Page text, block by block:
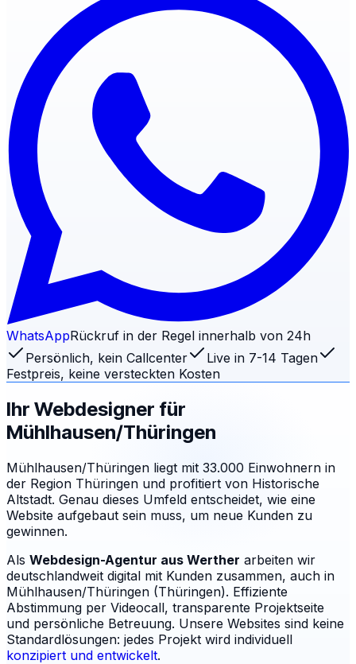
WhatsAppRückruf in der Regel innerhalb von 24h
Persönlich, kein Callcenter
Live in 7-14 Tagen
Festpreis, keine versteckten Kosten
Ihr Webdesigner für
Mühlhausen/Thüringen
Mühlhausen/Thüringen liegt mit 33.000 Einwohnern in
der Region Thüringen und profitiert von Historische
Altstadt. Genau dieses Umfeld entscheidet, wie eine
Website aufgebaut sein muss, um neue Kunden zu
gewinnen.
Als Webdesign-Agentur aus Werther arbeiten wir
deutschlandweit digital mit Kunden zusammen, auch in
Mühlhausen/Thüringen (Thüringen). Effiziente
Abstimmung per Videocall, transparente Projektseite
und persönliche Betreuung. Unsere Websites sind keine
Standardlösungen: jedes Projekt wird individuell
konzipiert und entwickelt.